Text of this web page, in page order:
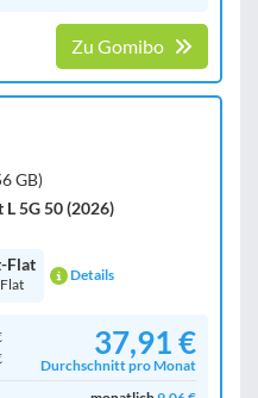
Zu Gomibo
GB)
5G 50 (2026)
Flat
Details
37,91 €
Durchschnitt pro Monat